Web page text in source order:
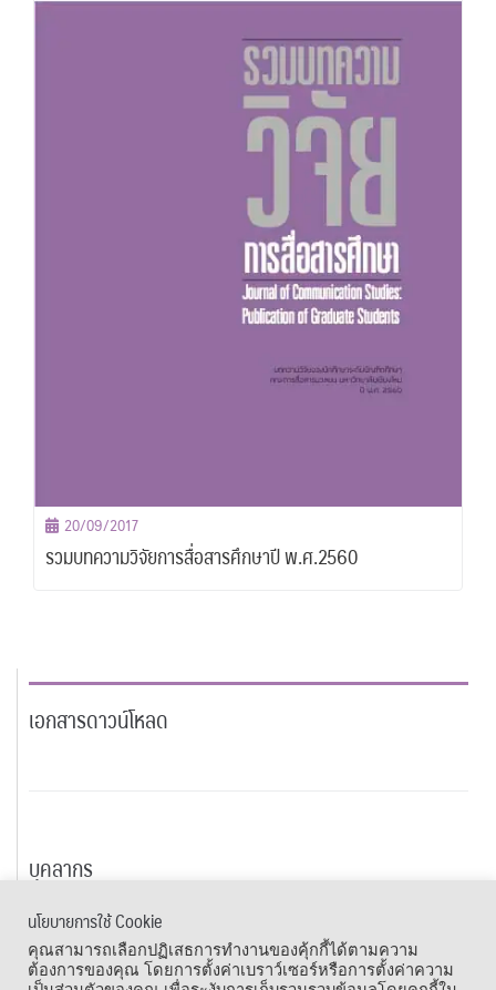
20/09/2017
รวมบทความวิจัยการสื่อสารศึกษาปี พ.ศ.2560
เอกสารดาวน์โหลด
บุคลากร
เมนูลัด
นโยบายการใช้ Cookie
คุณสามารถเลือกปฏิเสธการทำงานของคุ้กกี้ได้ตามความ
ต้องการของคุณ โดยการตั้งค่าเบราว์เซอร์หรือการตั้งค่าความ